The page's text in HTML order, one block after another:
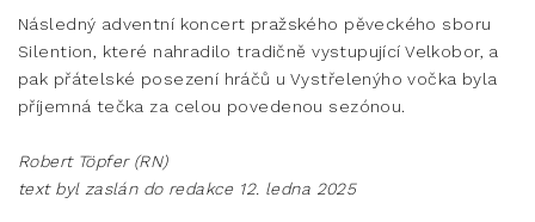
Následný adventní koncert pražského pěveckého sboru
Silention, které nahradilo tradičně vystupující Velkobor, a
pak přátelské posezení hráčů u Vystřelenýho vočka byla
příjemná tečka za celou povedenou sezónou.
Robert Töpfer (RN)
text byl zaslán do redakce 12. ledna 2025